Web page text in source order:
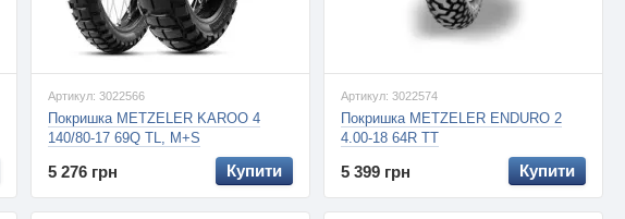
Артикул: 3022566
Покришка METZELER KAROO 4
140/80-17 69Q TL, M+S
5 276 грн Купити
Артикул: 3022574
Покришка METZELER ENDURO 2
4.00-18 64R TT
5 399 грн Купити